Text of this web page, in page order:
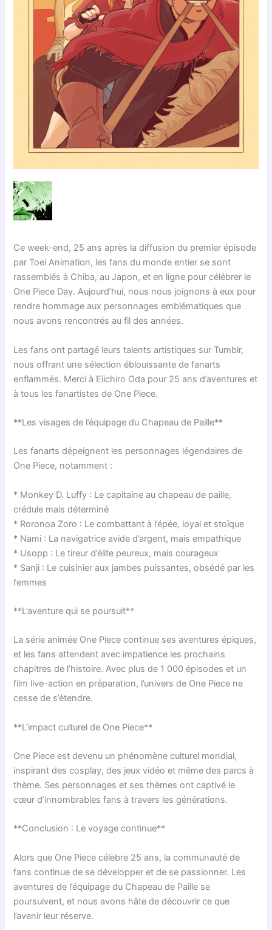
Ce week-end, 25 ans après la diffusion du premier épisode
par Toei Animation, les fans du monde entier se sont
rassemblés à Chiba, au Japon, et en ligne pour célébrer le
One Piece Day. Aujourd’hui, nous nous joignons à eux pour
rendre hommage aux personnages emblématiques que
nous avons rencontrés au fil des années.
Les fans ont partagé leurs talents artistiques sur Tumblr,
nous offrant une sélection éblouissante de fanarts
enflammés. Merci à Eiichiro Oda pour 25 ans d’aventures et
à tous les fanartistes de One Piece.
**Les visages de l’équipage du Chapeau de Paille**
Les fanarts dépeignent les personnages légendaires de
One Piece, notamment :
* Monkey D. Luffy : Le capitaine au chapeau de paille,
crédule mais déterminé
* Roronoa Zoro : Le combattant à l’épée, loyal et stoïque
* Nami : La navigatrice avide d’argent, mais empathique
* Usopp : Le tireur d’élite peureux, mais courageux
* Sanji : Le cuisinier aux jambes puissantes, obsédé par les
femmes
**L’aventure qui se poursuit**
La série animée One Piece continue ses aventures épiques,
et les fans attendent avec impatience les prochains
chapitres de l’histoire. Avec plus de 1 000 épisodes et un
film live-action en préparation, l’univers de One Piece ne
cesse de s’étendre.
**L’impact culturel de One Piece**
One Piece est devenu un phénomène culturel mondial,
inspirant des cosplay, des jeux vidéo et même des parcs à
thème. Ses personnages et ses thèmes ont captivé le
cœur d’innombrables fans à travers les générations.
**Conclusion : Le voyage continue**
Alors que One Piece célèbre 25 ans, la communauté de
fans continue de se développer et de se passionner. Les
aventures de l’équipage du Chapeau de Paille se
poursuivent, et nous avons hâte de découvrir ce que
l’avenir leur réserve.